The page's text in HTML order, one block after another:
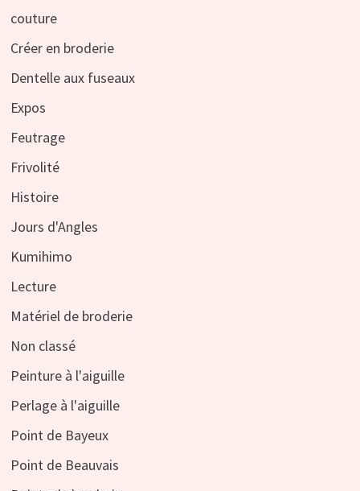
couture
Créer en broderie
Dentelle aux fuseaux
Expos
Feutrage
Frivolité
Histoire
Jours d'Angles
Kumihimo
Lecture
Matériel de broderie
Non classé
Peinture à l'aiguille
Perlage à l'aiguille
Point de Bayeux
Point de Beauvais